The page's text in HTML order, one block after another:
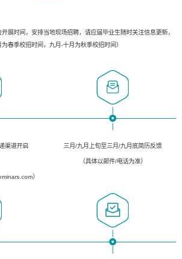
开展时间，安排当地现场招聘，请应届毕业生随时关注信息更新，
春季校招时间，九月-十月为秋季校招时间）
渠道开启
）
三月/九月上旬至三月/九月底简历反馈
（具体以邮件/电话为准）